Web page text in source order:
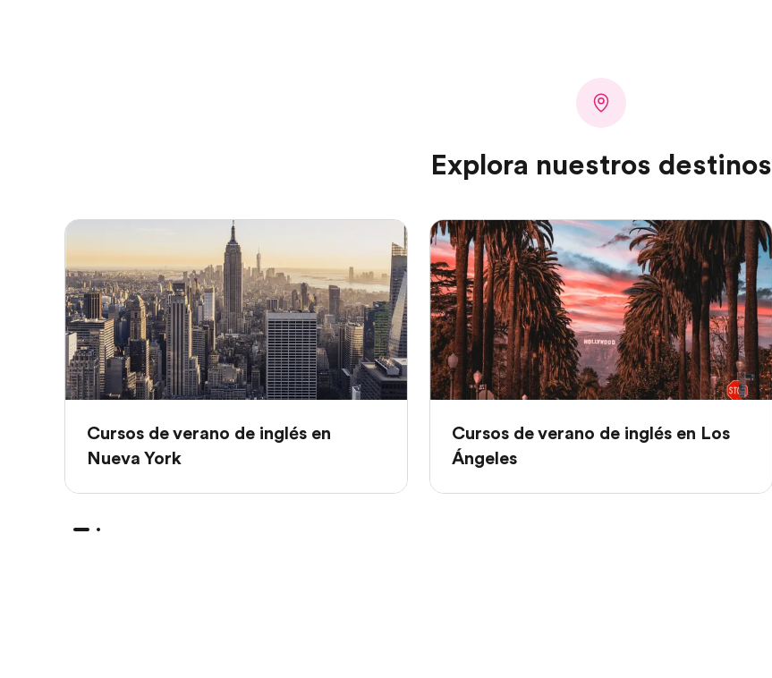
Explora nuestros destinos
Cursos de verano de inglés en
Nueva York
Cursos de verano de inglés en Los
Ángeles